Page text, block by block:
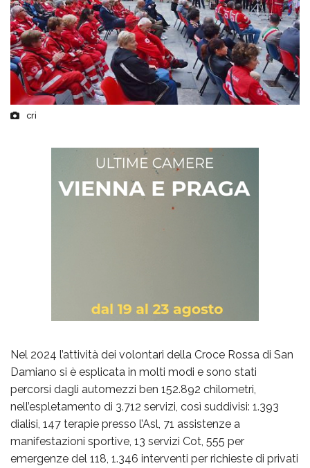
cri
Nel 2024 l’attività dei volontari della Croce Rossa di San
Damiano si è esplicata in molti modi e sono stati
percorsi dagli automezzi ben 152.892 chilometri,
nell’espletamento di 3.712 servizi, così suddivisi: 1.393
dialisi, 147 terapie presso l’Asl, 71 assistenze a
manifestazioni sportive, 13 servizi Cot, 555 per
emergenze del 118, 1.346 interventi per richieste di privati